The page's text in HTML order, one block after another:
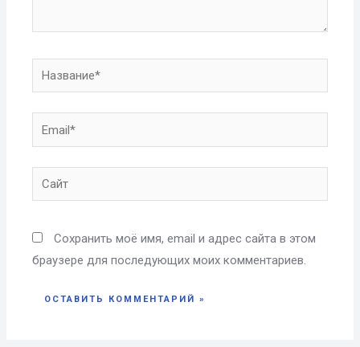
Название*
Email*
Сайт
Сохранить моё имя, email и адрес сайта в этом
браузере для последующих моих комментариев.